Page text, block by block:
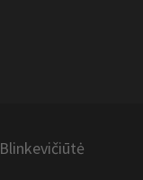
Blinkevičiūtė